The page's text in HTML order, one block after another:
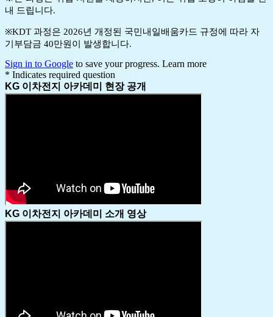
내 드립니다.
※KDT 과정은 2026년 개정된 국민내일배움카드 규정에 따라 자
기부담금 40만원이 발생합니다.
Sign in to Google to save your progress. Learn more
* Indicates required question
KG 이차전지 아카데미 현장 공개
KG 이차전지 아카데미 소개 영상